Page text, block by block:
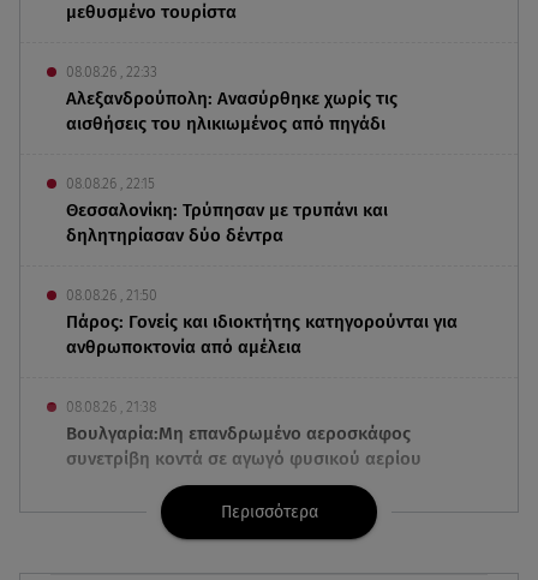
μεθυσμένο τουρίστα
08.08.26 , 22:33
Αλεξανδρούπολη: Ανασύρθηκε χωρίς τις
αισθήσεις του ηλικιωμένος από πηγάδι
08.08.26 , 22:15
Θεσσαλονίκη: Τρύπησαν με τρυπάνι και
δηλητηρίασαν δύο δέντρα
08.08.26 , 21:50
Πάρος: Γονείς και ιδιοκτήτης κατηγορούνται για
ανθρωποκτονία από αμέλεια
08.08.26 , 21:38
Βουλγαρία:Μη επανδρωμένο αεροσκάφος
συνετρίβη κοντά σε αγωγό φυσικού αερίου
Φωτιά στην Αττικοβοιωτία: Ενέργεια ίση με έξι
ατομικές βόμβες
Περισσότερα